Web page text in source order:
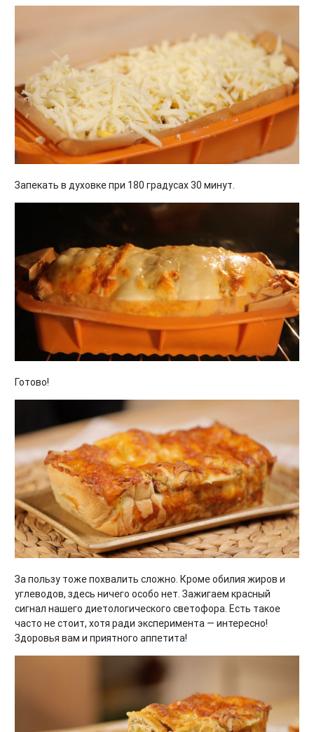
Запекать в духовке при 180 градусах 30 минут.
Готово!
За пользу тоже похвалить сложно. Кроме обилия жиров и
углеводов, здесь ничего особо нет. Зажигаем красный
сигнал нашего диетологического светофора. Есть такое
часто не стоит, хотя ради эксперимента — интересно!
Здоровья вам и приятного аппетита!